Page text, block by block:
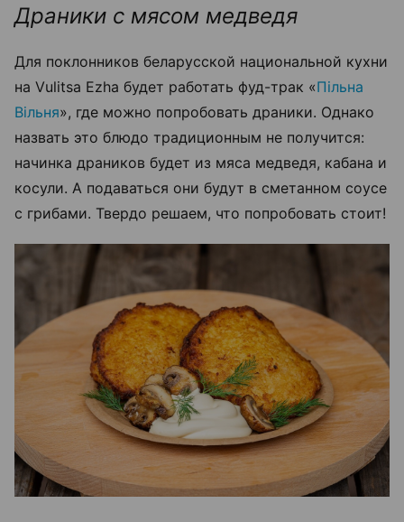
Драники с мясом медведя
Для поклонников беларусской национальной кухни
на Vulitsa Ezha будет работать фуд-трак «Пiльна
Вiльня», где можно попробовать драники. Однако
назвать это блюдо традиционным не получится:
начинка драников будет из мяса медведя, кабана и
косули. А подаваться они будут в сметанном соусе
с грибами. Твердо решаем, что попробовать стоит!